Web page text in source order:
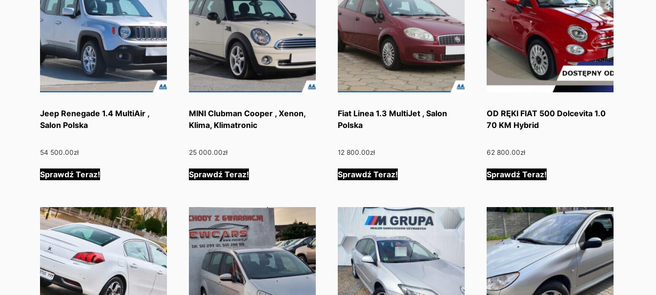
Jeep Renegade 1.4 MultiAir ,
Salon Polska
54 500.00zł
Sprawdź Teraz!
MINI Clubman Cooper , Xenon,
Klima, Klimatronic
25 000.00zł
Sprawdź Teraz!
Fiat Linea 1.3 MultiJet , Salon
Polska
12 800.00zł
Sprawdź Teraz!
OD RĘKI FIAT 500 Dolcevita 1.0
70 KM Hybrid
62 800.00zł
Sprawdź Teraz!